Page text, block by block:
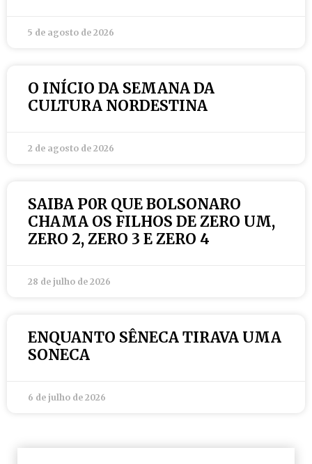
5 de agosto de 2026
O INÍCIO DA SEMANA DA
CULTURA NORDESTINA
2 de agosto de 2026
SAIBA P0R QUE BOLSONARO
CHAMA OS FILHOS DE ZERO UM,
ZERO 2, ZERO 3 E ZERO 4
28 de julho de 2026
ENQUANTO SÊNECA TIRAVA UMA
SONECA
6 de julho de 2026